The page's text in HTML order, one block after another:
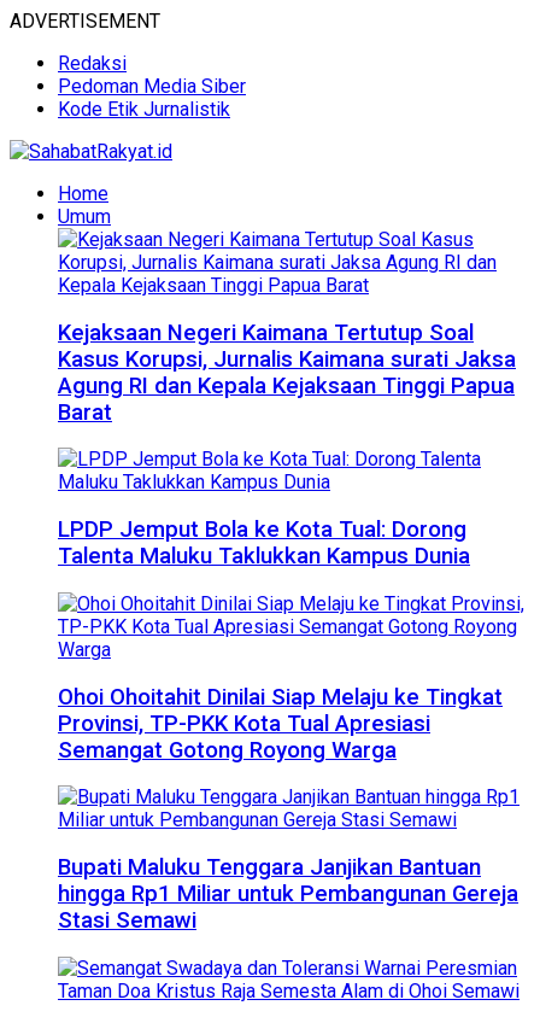
ADVERTISEMENT
Redaksi
Pedoman Media Siber
Kode Etik Jurnalistik
Home
Umum
Kejaksaan Negeri Kaimana Tertutup Soal
Kasus Korupsi, Jurnalis Kaimana surati Jaksa
Agung RI dan Kepala Kejaksaan Tinggi Papua
Barat
LPDP Jemput Bola ke Kota Tual: Dorong
Talenta Maluku Taklukkan Kampus Dunia
Ohoi Ohoitahit Dinilai Siap Melaju ke Tingkat
Provinsi, TP-PKK Kota Tual Apresiasi
Semangat Gotong Royong Warga
Bupati Maluku Tenggara Janjikan Bantuan
hingga Rp1 Miliar untuk Pembangunan Gereja
Stasi Semawi